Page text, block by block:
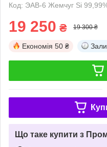
Код: ЭАВ-6 Жемчуг Si
19 250 ₴ 19 300 ₴
Економія 50 ₴
Що таке купити з